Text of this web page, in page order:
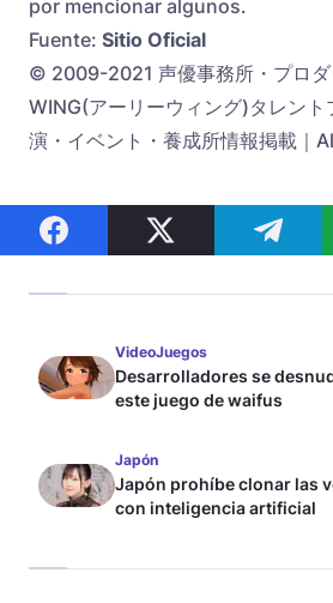
por mencionar algunos.
Fuente: Sitio Oficial
© 2009-2021 声優事務所・プロダ
WING(アーリーウィング)タレント
演・イベント・養成所情報掲載｜
VideoJuegos
Desarrolladores se
este juego de waifus
Japón
Japón prohíbe clonar las
con inteligencia artificial